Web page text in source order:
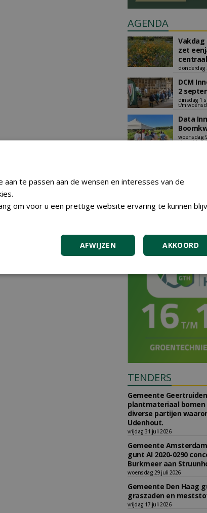
AGENDA
Vakdag
zet
donderdag
DCM
2
dinsdag 1
t/m
Data
woensdag
t/m vrijdag
maandag
TENDERS
Gemeente
plantmateriaal bomen
diverse partijen
Udenhout.
vrijdag 31 juli 2026
Gemeente
gunt AI 2020-0290
Burkmeer aan
woensdag 29 juli 2026
Gemeente Den Haag
graszaden en
vrijdag 17 juli 2026
te passen aan de wensen en interesses van de
om voor u een prettige website ervaring te kunnen
AKKOORD
AFWIJZEN